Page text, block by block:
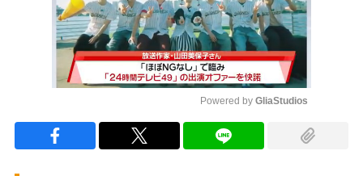
Powered by GliaStudios